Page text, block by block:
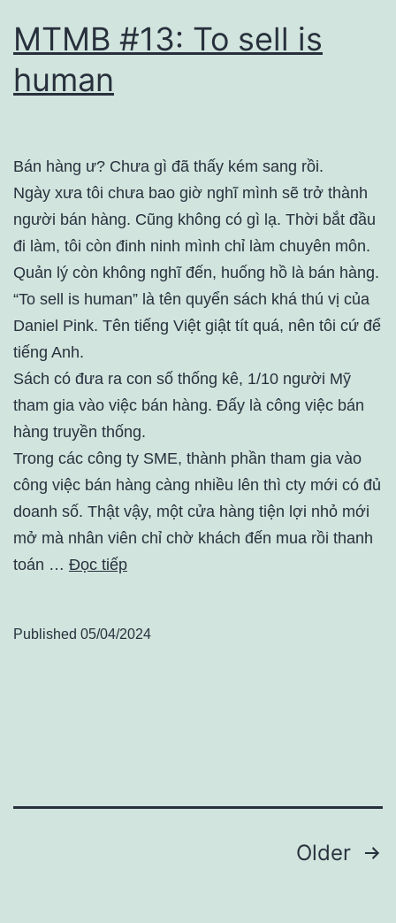
MTMB #13: To sell is
human
Bán hàng ư? Chưa gì đã thấy kém sang rồi.
Ngày xưa tôi chưa bao giờ nghĩ mình sẽ trở thành
người bán hàng. Cũng không có gì lạ. Thời bắt đầu
đi làm, tôi còn đinh ninh mình chỉ làm chuyên môn.
Quản lý còn không nghĩ đến, huống hồ là bán hàng.
“To sell is human” là tên quyển sách khá thú vị của
Daniel Pink. Tên tiếng Việt giật tít quá, nên tôi cứ để
tiếng Anh.
Sách có đưa ra con số thống kê, 1/10 người Mỹ
tham gia vào việc bán hàng. Đấy là công việc bán
hàng truyền thống.
Trong các công ty SME, thành phần tham gia vào
công việc bán hàng càng nhiều lên thì cty mới có đủ
doanh số. Thật vậy, một cửa hàng tiện lợi nhỏ mới
mở mà nhân viên chỉ chờ khách đến mua rồi thanh
toán … Đọc tiếp
Published 05/04/2024
Older